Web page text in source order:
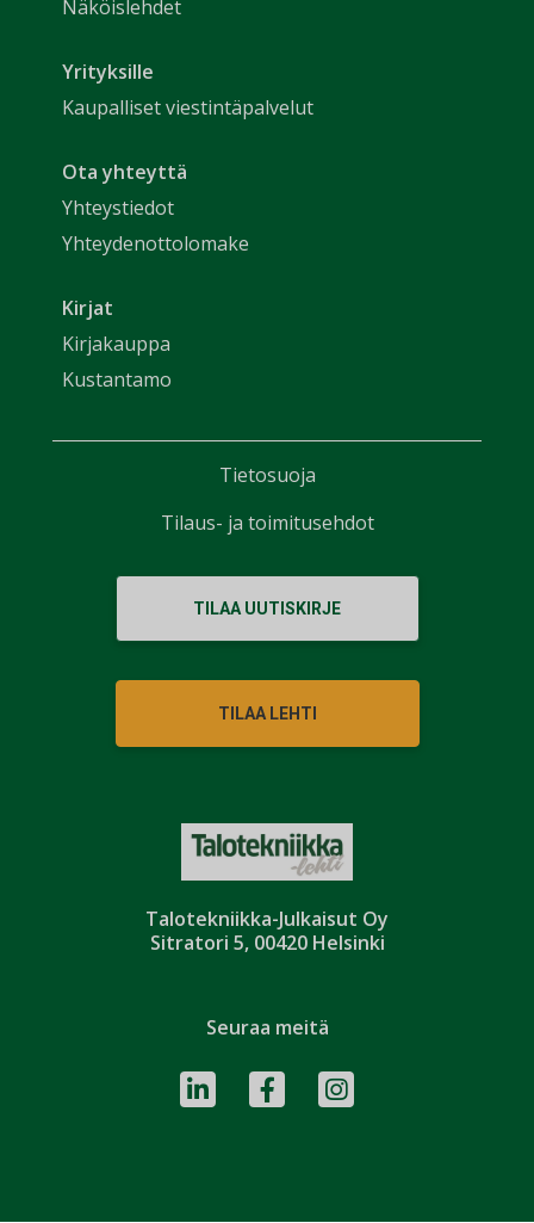
Talotekniikka-Julkaisut Oy
Sitratori 5, 00420 Helsinki
Näköislehdet
Yrityksille
Kaupalliset viestintäpalvelut
Ota yhteyttä
Yhteystiedot
Yhteydenottolomake
Kirjat
Kirjakauppa
Kustantamo
TILAA UUTISKIRJE
TILAA LEHTI
Seuraa meitä
Tietosuoja
Tilaus- ja toimitusehdot